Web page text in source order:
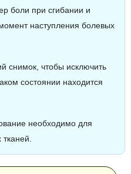
боли при сгибании и
наступления болевых
снимок, чтобы исключить
состоянии находится
необходимо для